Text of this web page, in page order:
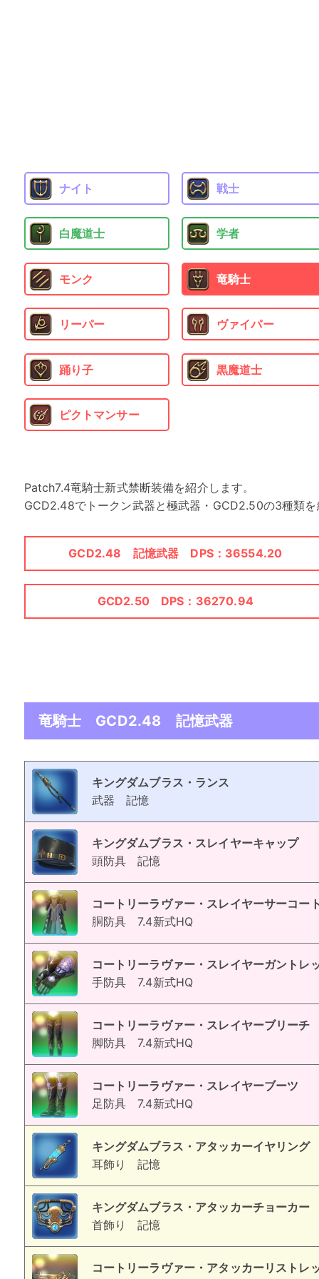
ナイト 戦士
白魔道士 学者
モンク 竜騎士
リーパー ヴァイパー
踊り子 黒魔道士
ピクトマンサー
Patch7.4竜騎士新式禁断装備を紹介します。
GCD2.48でトークン武器と極武器・GCD2.50の3種類
GCD2.48 記憶武器 DPS：36554.20
GCD2.50 DPS：36270.94
竜騎士 GCD2.48 記憶武器
キングダムブラス・ランス
武器
記憶
キングダムブラス・スレイヤーキャップ
頭防具
記憶
コートリーラヴァー・スレイヤーサーコー
胴防具
7.4新式HQ
コートリーラヴァー・スレイヤーガントレ
手防具
7.4新式HQ
コートリーラヴァー・スレイヤーブリーチ
脚防具
7.4新式HQ
コートリーラヴァー・スレイヤーブーツ
足防具
7.4新式HQ
キングダムブラス・アタッカーイヤリング
耳飾り
記憶
キングダムブラス・アタッカーチョーカー
首飾り
記憶
コートリーラヴァー・アタッカーリストレ